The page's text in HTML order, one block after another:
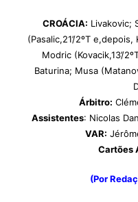
CROÁCIA: Livakovic;
(Pasalic,21’/2ºT
Modric (Kovacik,13’/
Baturina; Musa
Árbitro:
Assistentes: Nicolas
VAR:
Cartões
(Por